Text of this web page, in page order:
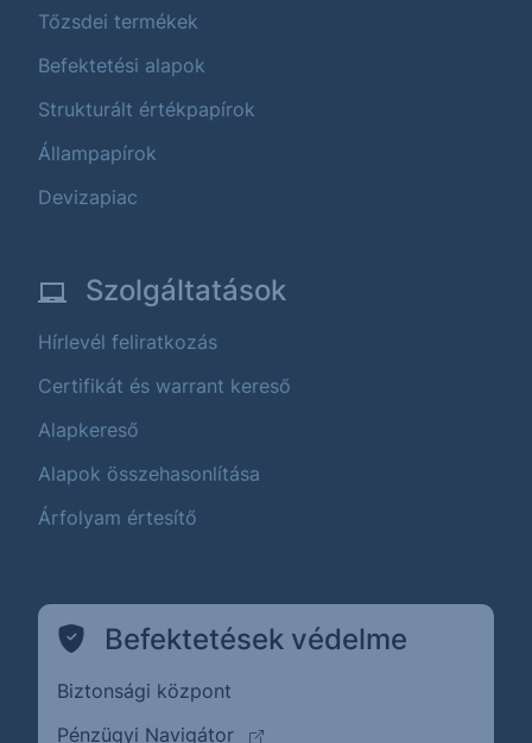
Tőzsdei termékek
Befektetési alapok
Strukturált értékpapírok
Állampapírok
Devizapiac
Szolgáltatások
Hírlevél feliratkozás
Certifikát és warrant kereső
Alapkereső
Alapok összehasonlítása
Árfolyam értesítő
Befektetések védelme
Biztonsági központ
Pénzügyi Navigátor
(külső oldalra ugrik)